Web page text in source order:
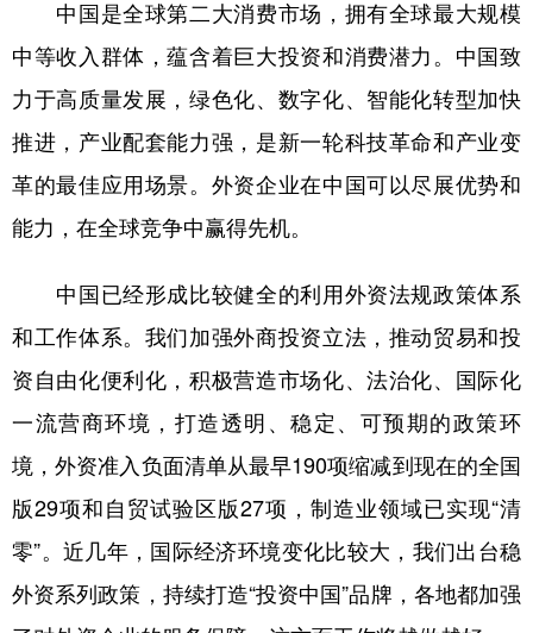
中国是全球第二大消费市场，拥有全球最大规模
中等收入群体，蕴含着巨大投资和消费潜力。中国致
力于高质量发展，绿色化、数字化、智能化转型加快
推进，产业配套能力强，是新一轮科技革命和产业变
革的最佳应用场景。外资企业在中国可以尽展优势和
能力，在全球竞争中赢得先机。
中国已经形成比较健全的利用外资法规政策体系
和工作体系。我们加强外商投资立法，推动贸易和投
资自由化便利化，积极营造市场化、法治化、国际化
一流营商环境，打造透明、稳定、可预期的政策环
境，外资准入负面清单从最早190项缩减到现在的全国
版29项和自贸试验区版27项，制造业领域已实现“清
零”。近几年，国际经济环境变化比较大，我们出台稳
外资系列政策，持续打造“投资中国”品牌，各地都加强